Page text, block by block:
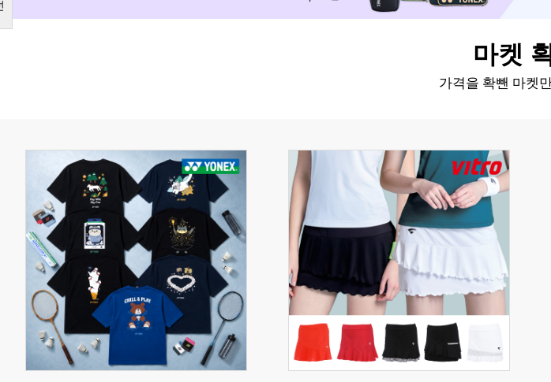
마켓
가격을 확뺀 마켓